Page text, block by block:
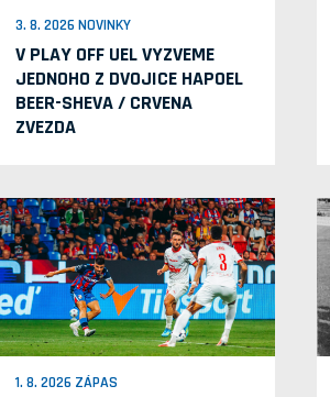
3. 8. 2026 NOVINKY
V PLAY OFF UEL VYZVEME
JEDNOHO Z DVOJICE HAPOEL
BEER-SHEVA / CRVENA
ZVEZDA
1. 8. 2026 ZÁPAS